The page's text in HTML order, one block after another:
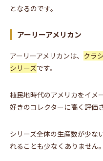
となるのです。
アーリーアメリカン
アーリーアメリカンは、 クラ
シリーズです。
植民地時代のアメリカをイメ
好きのコレクターに高く評価
シリーズ全体の生産数が少な
れることも少なくありません。